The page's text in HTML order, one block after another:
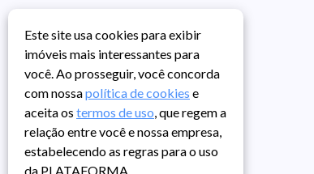
Este site usa cookies para exibir
imóveis mais interessantes para
você. Ao prosseguir, você concorda
com nossapolítica de cookies e
aceita os termos de uso, que regem a
relação entre você e nossa empresa,
estabelecendo as regras para o uso
da PLATAFORMA.